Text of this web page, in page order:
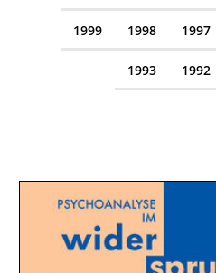
1999 1998 1997
1993 1992